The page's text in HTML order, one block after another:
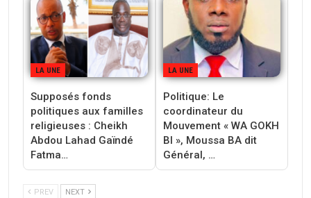
LA UNE
Supposés fonds
politiques aux familles
religieuses : Cheikh
Abdou Lahad Gaïndé
Fatma…
LA UNE
‎Politique: Le
coordinateur du
Mouvement « WA GOKH
BI », Moussa BA dit
Général, …
PREV NEXT